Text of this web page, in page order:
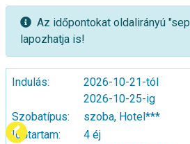
Az időpontokat oldalirányú
lapozhatja is!
Indulás:
2026-10-21-tól
2026-10-25-ig
Szobatípus:
szoba, Hotel***
Időtartam:
4 éj